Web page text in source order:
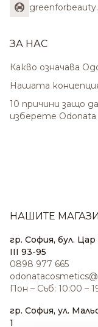
ЗА НАС
Какво означава
Нашата
10 причини защо да
изберете Odonata
НАШИТЕ
гр. София, бул.
III 93-95
0898 977 665
Пон – Съб: 10:00 –
гр. София, ул.
1